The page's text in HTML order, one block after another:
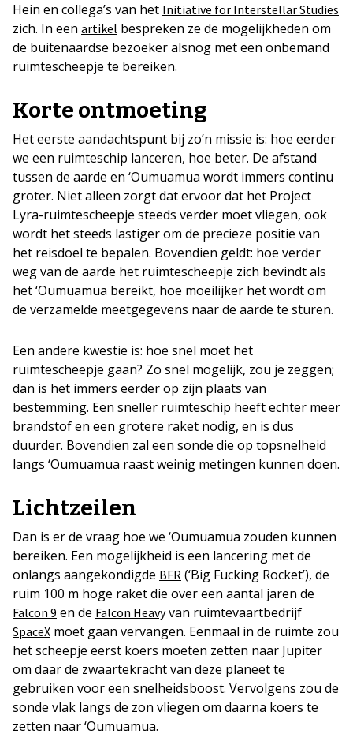
Hein en collega’s van het Initiative for Interstellar Studies
zich. In een artikel bespreken ze de mogelijkheden om
de buitenaardse bezoeker alsnog met een onbemand
ruimtescheepje te bereiken.
Korte ontmoeting
Het eerste aandachtspunt bij zo’n missie is: hoe eerder
we een ruimteschip lanceren, hoe beter. De afstand
tussen de aarde en ‘Oumuamua wordt immers continu
groter. Niet alleen zorgt dat ervoor dat het Project
Lyra-ruimtescheepje steeds verder moet vliegen, ook
wordt het steeds lastiger om de precieze positie van
het reisdoel te bepalen. Bovendien geldt: hoe verder
weg van de aarde het ruimtescheepje zich bevindt als
het ‘Oumuamua bereikt, hoe moeilijker het wordt om
de verzamelde meetgegevens naar de aarde te sturen.
Een andere kwestie is: hoe snel moet het
ruimtescheepje gaan? Zo snel mogelijk, zou je zeggen;
dan is het immers eerder op zijn plaats van
bestemming. Een sneller ruimteschip heeft echter meer
brandstof en een grotere raket nodig, en is dus
duurder. Bovendien zal een sonde die op topsnelheid
langs ‘Oumuamua raast weinig metingen kunnen doen.
Lichtzeilen
Dan is er de vraag hoe we ‘Oumuamua zouden kunnen
bereiken. Een mogelijkheid is een lancering met de
onlangs aangekondigde BFR (‘Big Fucking Rocket’), de
ruim 100 m hoge raket die over een aantal jaren de
Falcon 9 en de Falcon Heavyvan ruimtevaartbedrijf
SpaceX moet gaan vervangen. Eenmaal in de ruimte zou
het scheepje eerst koers moeten zetten naar Jupiter
om daar de zwaartekracht van deze planeet te
gebruiken voor een snelheidsboost. Vervolgens zou de
sonde vlak langs de zon vliegen om daarna koers te
zetten naar ‘Oumuamua.